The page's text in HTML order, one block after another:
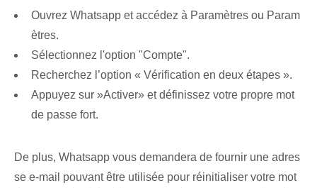
Ouvrez Whatsapp et accédez à Paramètres ou Param
ètres.
Sélectionnez l'option "Compte".
Recherchez l’option « Vérification en deux étapes ».
Appuyez sur ⁣»Activer»⁣ et définissez votre propre mot
de passe fort.
De plus, Whatsapp vous demandera de fournir une adres
se e-mail pouvant être utilisée pour réinitialiser votre mot